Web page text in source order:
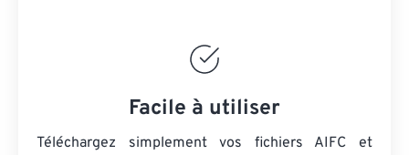
Facile à utiliser
Téléchargez simplement vos fichiers AIFC et